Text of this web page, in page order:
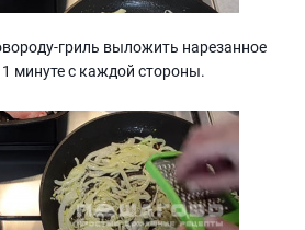
гриль выложить нарезанное
минуте с каждой стороны.